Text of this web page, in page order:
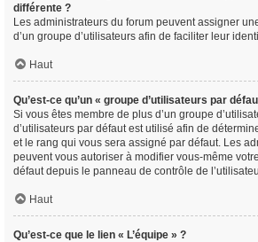
différente ?
Les administrateurs du forum peuvent assigner
d’un groupe d’utilisateurs afin de faciliter leur
Haut
Qu’est-ce qu’un « groupe d’utilisateurs par
Si vous êtes membre de plus d’un groupe
d’utilisateurs par défaut est utilisé afin de
et le rang qui vous sera assigné par défaut. Les
peuvent vous autoriser à modifier vous-même
défaut depuis le panneau de contrôle de
Haut
Qu’est-ce que le lien « L’équipe » ?